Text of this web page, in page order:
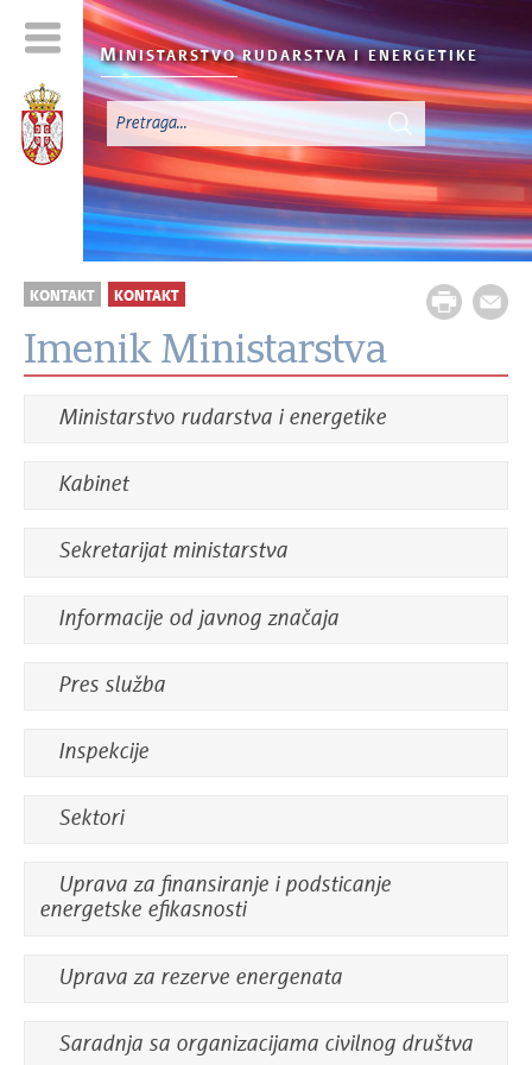
MINISTARSTVO RUDARSTVA I ENERGETIKE
KONTAKT KONTAKT
Imenik Ministarstva
Ministarstvo rudarstva i energetike
Kabinet
Sekretarijat ministarstva
Informacije od javnog značaja
Pres služba
Inspekcije
Sektori
Uprava za finansiranje i podsticanje
energetske efikasnosti
Uprava za rezerve energenata
Saradnja sa organizacijama civilnog društva